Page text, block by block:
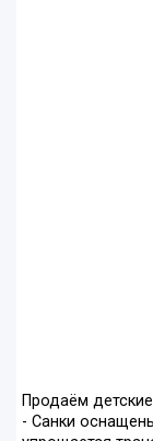
Продаём
- Санки